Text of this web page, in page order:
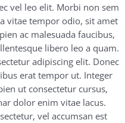
vel leo elit. Morbi non sem
vitae tempor odio, sit amet
ac malesuada faucibus,
libero leo a quam.
adipiscing elit. Donec
erat tempor ut. Integer
ut consectetur cursus,
dolor enim vitae lacus.
vel accumsan est